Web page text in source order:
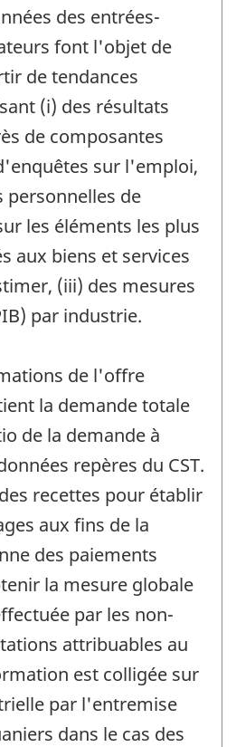
des entrées-
font l'objet de
de tendances
(i) des résultats
de composantes
sur l'emploi,
personnelles de
les éléments les plus
aux biens et services
(iii) des mesures
par industrie.
de l'offre
la demande totale
de la demande à
repères du CST.
recettes pour établir
aux fins de la
des paiements
la mesure globale
par les non-
attribuables au
est colligée sur
par l'entremise
dans le cas des